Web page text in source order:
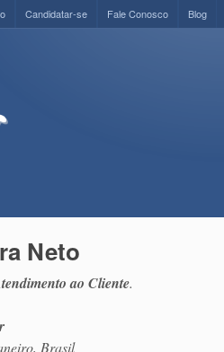
Candidatar-se Fale Conosco Blog
Neto
ao Cliente.
Brasil